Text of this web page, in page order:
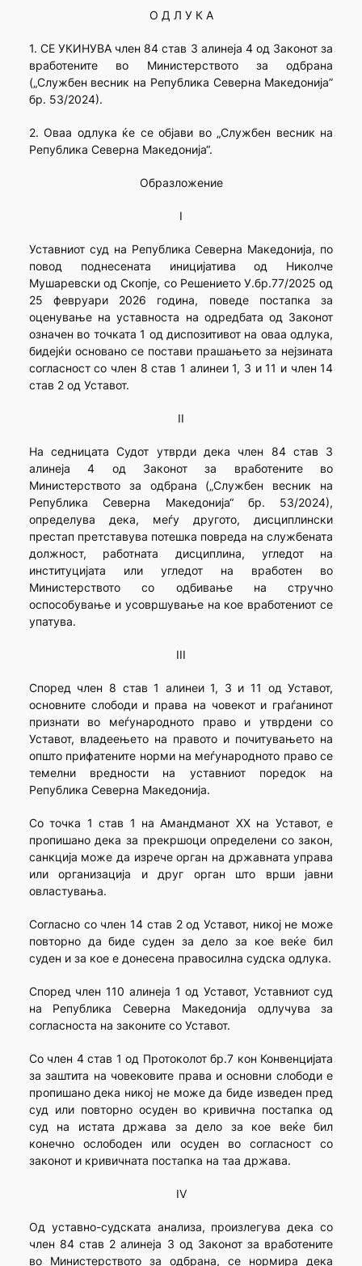
О Д Л У К А
1. СЕ УКИНУВА член 84 став 3 алинеја 4 од Законот за
вработените во Министерството за одбрана
(„Службен весник на Република Северна Македонија”
бр. 53/2024).
2. Оваа одлука ќе се објави во „Службен весник на
Република Северна Македонија“.
Образложение
I
Уставниот суд на Република Северна Македонија, по
повод поднесената иницијатива од Николче
Мушаревски од Скопје, со Решението У.бр.77/2025 од
25 февруари 2026 година, поведе постапка за
оценување на уставноста на одредбата од Законот
означен во точката 1 од диспозитивот на оваа одлука,
бидејќи основано се постави прашањето за нејзината
согласност со член 8 став 1 алинеи 1, 3 и 11 и член 14
став 2 од Уставот.
II
На седницата Судот утврди дека член 84 став 3
алинеја 4 од Законот за вработените во
Министерството за одбрана („Службен весник на
Република Северна Македонија“ бр. 53/2024),
определува дека, меѓу другото, дисциплински
престап претставува потешка повреда на службената
должност, работната дисциплина, угледот на
институцијата или угледот на вработен во
Министерството со одбивање на стручно
оспособување и усовршување на кое вработениот се
упатува.
III
Според член 8 став 1 алинеи 1, 3 и 11 од Уставот,
основните слободи и права на човекот и граѓанинот
признати во меѓународното право и утврдени со
Уставот, владеењето на правото и почитувањето на
општо прифатените норми на меѓународното право се
темелни вредности на уставниот поредок на
Република Северна Македонија.
Со точка 1 став 1 на Амандманот XX на Уставот, е
пропишано дека за прекршоци определени со закон,
санкција може да изрече орган на државната управа
или организација и друг орган што врши јавни
овластувања.
Согласно со член 14 став 2 од Уставот, никој не може
повторно да биде суден за дело за кое веќе бил
суден и за кое е донесена правосилна судска одлука.
Според член 110 алинеја 1 од Уставот, Уставниот суд
на Република Северна Македонија одлучува за
согласноста на законите со Уставот.
Со член 4 став 1 од Протоколот бр.7 кон Конвенцијата
за заштита на човековите права и основни слободи е
пропишано дека никој не може да биде изведен пред
суд или повторно осуден во кривична постапка од
суд на истата држава за дело за кое веќе бил
конечно ослободен или осуден во согласност со
законот и кривичната постапка на таа држава.
IV
Од уставно-судската анализа, произлегува дека со
член 84 став 2 алинеја 3 од Законот за вработените
во Министерството за одбрана, се нормира дека